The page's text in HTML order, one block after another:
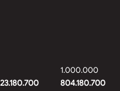
1.000.000
804.180.700